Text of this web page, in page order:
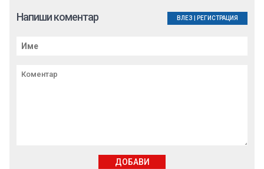
Напиши коментар ВЛЕЗ РЕГИСТРАЦИЯ
ДОБАВИ